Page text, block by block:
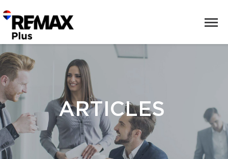
ARTICLES